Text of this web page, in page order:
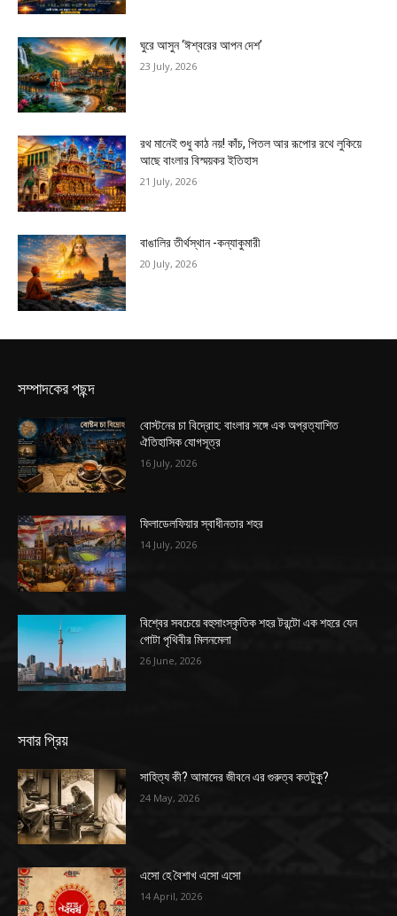
ঘুরে আসুন ‘ঈশ্বরের আপন দেশ’
23 July, 2026
রথ মানেই শুধু কাঠ নয়! কাঁচ, পিতল আর রূপোর রথে লুকিয়ে
আছে বাংলার বিস্ময়কর ইতিহাস
21 July, 2026
বাঙালির তীর্থস্থান -কন্যাকুমারী
20 July, 2026
সম্পাদকের পছন্দ
বোস্টনের চা বিদ্রোহ: বাংলার সঙ্গে এক অপ্রত্যাশিত
ঐতিহাসিক যোগসূত্র
16 July, 2026
ফিলাডেলফিয়ার স্বাধীনতার শহর
14 July, 2026
বিশ্বের সবচেয়ে বহুসাংস্কৃতিক শহর টরন্টো এক শহরে যেন
গোটা পৃথিবীর মিলনমেলা
26 June, 2026
সবার প্রিয়
সাহিত্য কী? আমাদের জীবনে এর গুরুত্ব কতটুকু?
24 May, 2026
এসো হে বৈশাখ এসো এসো
14 April, 2026